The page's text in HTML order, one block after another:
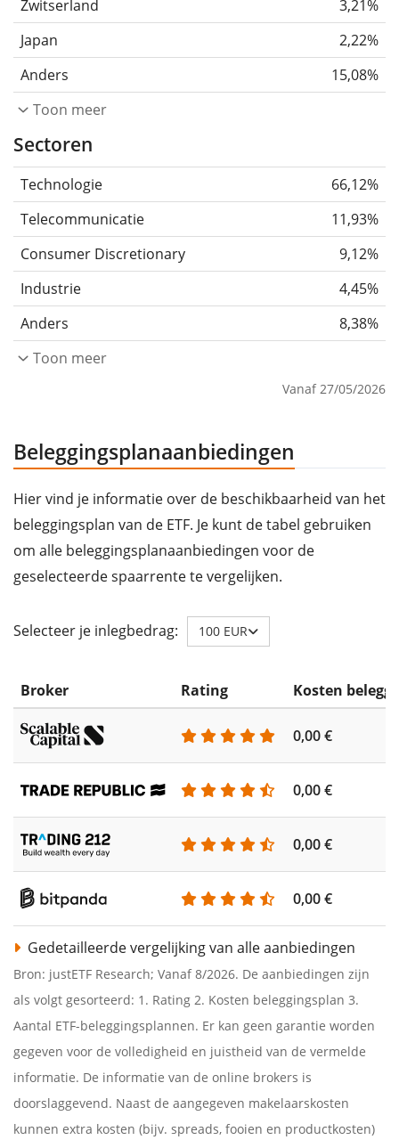
Zwitserland
3,21%
Japan
2,22%
Anders
15,08%
Toon meer
Sectoren
Technologie
66,12%
Telecommunicatie
11,93%
Consumer Discretionary
9,12%
Industrie
4,45%
Anders
8,38%
Toon meer
Vanaf 27/05/2026
Beleggingsplanaanbiedingen
Hier vind je informatie over de beschikbaarheid van het
beleggingsplan van de ETF. Je kunt de tabel gebruiken
om alle beleggingsplanaanbiedingen voor de
geselecteerde spaarrente te vergelijken.
Selecteer je inlegbedrag: 100 EUR
Broker Rating Kosten
0,00 €
0,00 €
0,00 €
0,00 €
Gedetailleerde vergelijking van alle aanbiedingen
Bron: justETF Research; Vanaf 8/2026. De aanbiedingen zijn
als volgt gesorteerd: 1. Rating 2. Kosten beleggingsplan 3.
Aantal ETF-beleggingsplannen. Er kan geen garantie worden
gegeven voor de volledigheid en juistheid van de vermelde
informatie. De informatie van de online brokers is
doorslaggevend. Naast de aangegeven makelaarskosten
kunnen extra kosten (bijv. spreads, fooien en productkosten)